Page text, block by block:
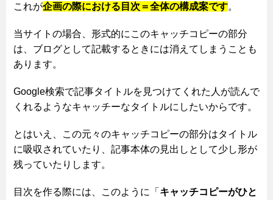
これが企画の際における目次＝全体の構成案です。
当サイトの場合、形式的にこのキャッチコピーの部分
は、ブログとして記載するときには消えてしまうことも
あります。
Google検索で記事タイトルを見つけてくれた人が読んで
くれるようなキャッチーなタイトルにしたいからです。
とはいえ、この元々のキャッチコピーの部分はタイトル
に吸収されていたり、記事本体の見出しとして少し形が
残っていたりします。
目次を作る際には、このように「 キャッチコピーがひと